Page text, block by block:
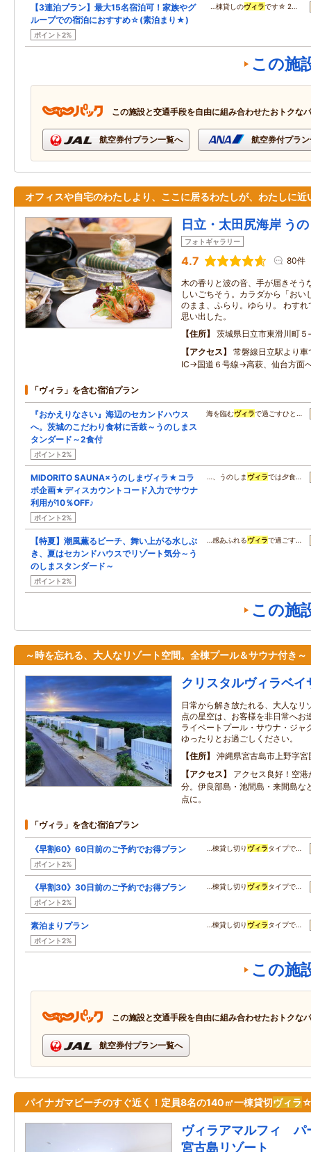
【3連泊プラン】最大15名宿泊可！家族やグ
ループでの宿泊におすすめ☆(素泊まり★)
ポイント2%
…棟貸しのヴィラです☆ 2…
この施
この施設と交通手段を自由に組み合わせたおトクな
航空券付プラン一覧へ 航空券付プラ
オフィスや自宅のわたしより、ここに居るわたしが、わたしに近
日立・太田尻海岸 う
フォトギャラリー
4.7 80件
木の香りと波の音、手が届きそ
しいごちそう。カラダから「おい
のまま、ふらり。ゆらり。 わす
思い出した。
住所
茨城県日立市東滑川町５
アクセス
常磐線日立駅より
IC→国道６号線→高萩、仙台方面
「ヴィラ」を含む宿泊プラン
『おかえりなさい』海辺のセカンドハウス
へ。茨城のこだわり食材に舌鼓～うのしまス
タンダード～2食付
ポイント2%
海を臨むヴィラで過ごすひと…
MIDORITO SAUNA×うのしまヴィラ★コラ
ボ企画★ディスカウントコード入力でサウナ
利用が10％OFF♪
ポイント2%
…、うのしま ヴィラでは夕食…
【特夏】潮風薫るビーチ、舞い上がる水しぶ
き、夏はセカンドハウスでリゾート気分～う
のしまスタンダード～
ポイント2%
…感あふれるヴィラで過ごす…
この施
～時を忘れる、大人なリゾート空間。全棟プール＆サウナ付き～
クリスタルヴィラベイ
日常から解き放たれる、大人なリ
点の星空は、お客様を非日常へお
ライベートプール・サウナ・ジャ
ゆったりとお過ごしください。
住所
沖縄県宮古島市上野字
アクセス
アクセス良好！空
分。伊良部島・池間島・来間島な
点に。
「ヴィラ」を含む宿泊プラン
《早割60》60日前のご予約でお得プラン
ポイント2%
…棟貸し切り ヴィラタイプで…
《早割30》30日前のご予約でお得プラン
ポイント2%
…棟貸し切り ヴィラタイプで…
素泊まりプラン
ポイント2%
…棟貸し切り ヴィラタイプで…
この施
この施設と交通手段を自由に組み合わせたおトクな
航空券付プラン一覧へ
パイナガマビーチのすぐ近く！定員8名の140㎡一棟貸切ヴィラ
ヴィラアマルフィ パ
宮古島リゾート